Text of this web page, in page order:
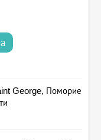
George, Поморие